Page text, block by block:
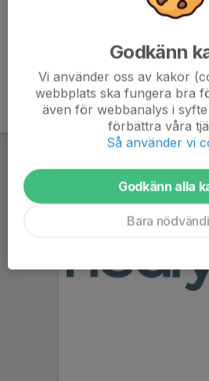
Godkänn
Vi använder oss av kakor
webbplats ska fungera bra
även för webbanalys i
förbättra våra
Så använder vi
Godkänn alla
Bara